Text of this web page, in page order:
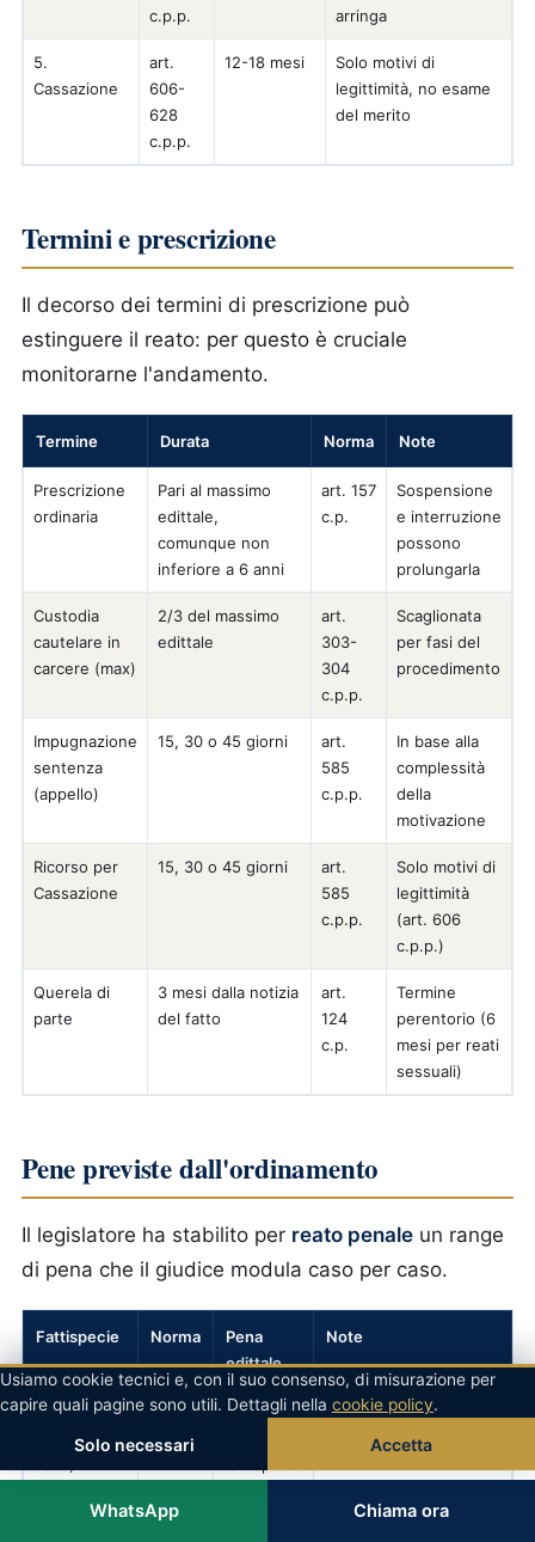
c.p.p.
arringa
5.
Cassazione
art.
606-
628
c.p.p.
12-18 mesi
Solo motivi di
legittimità, no esame
del merito
Termini e prescrizione
Il decorso dei termini di prescrizione può
estinguere il reato: per questo è cruciale
monitorarne l'andamento.
Termine Durata Norma Note
Prescrizione
ordinaria
Pari al massimo
edittale,
comunque non
inferiore a 6 anni
art. 157
c.p.
Sospensione
e interruzione
possono
prolungarla
Custodia
cautelare in
carcere (max)
2/3 del massimo
edittale
art.
303-
304
c.p.p.
Scaglionata
per fasi del
procedimento
Impugnazione
sentenza
(appello)
15, 30 o 45 giorni
art.
585
c.p.p.
In base alla
complessità
della
motivazione
Ricorso per
Cassazione
15, 30 o 45 giorni
art.
585
c.p.p.
Solo motivi di
legittimità
(art. 606
c.p.p.)
Querela di
parte
3 mesi dalla notizia
del fatto
art.
124
c.p.
Termine
perentorio (6
mesi per reati
sessuali)
Pene previste dall'ordinamento
Il legislatore ha stabilito per reato penale un range
di pena che il giudice modula caso per caso.
Fattispecie Norma
Pena
edittale
Note
reato penale
(fattispecie
Codice
Penale
secondo
delitto o
contravvenzione
WhatsApp Chiama ora
Usiamo cookie tecnici e, con il suo consenso, di misurazione per
capire quali pagine sono utili. Dettagli nella cookie policy.
Solo necessari Accetta